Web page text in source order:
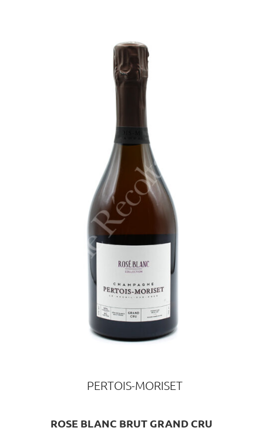
PERTOIS-MORISET
ROSE BLANC BRUT GRAND CRU